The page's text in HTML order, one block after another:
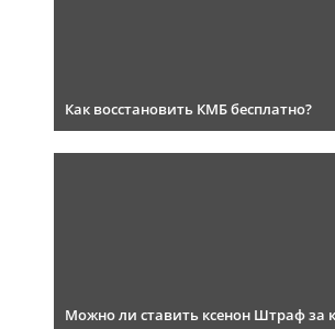
Как восстановить КМБ бесплатно?
Можно ли ставить ксенон Штраф за